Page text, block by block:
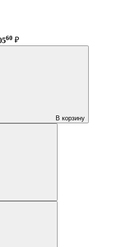
60 ₽
В корзину